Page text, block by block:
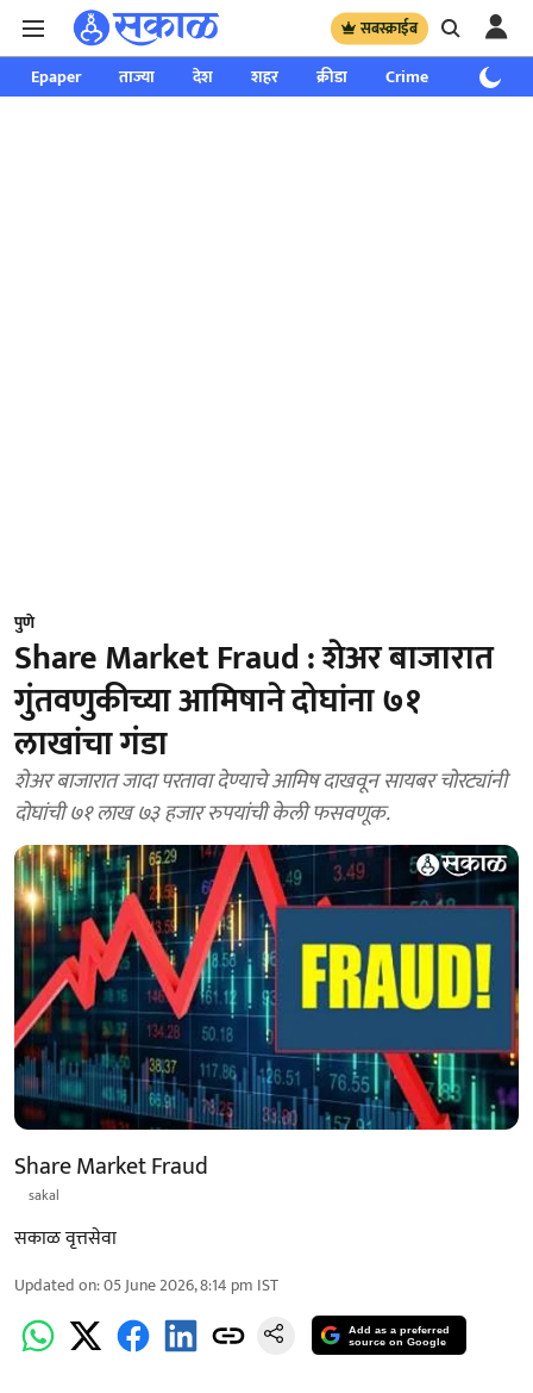
सबस्क्राईब
Epaper ताज्या देश शहर क्रीडा Crime साप्ताहिक
पुणे
Share Market Fraud : शेअर बाजारात
गुंतवणुकीच्या आमिषाने दोघांना ७१
लाखांचा गंडा
शेअर बाजारात जादा परतावा देण्याचे आमिष दाखवून सायबर चोरट्यांनी
दोघांची ७१ लाख ७३ हजार रुपयांची केली फसवणूक.
Share Market Fraud
sakal
सकाळ वृत्तसेवा
Updated on:05 June 2026, 8:14 pm IST
Add as a preferred
source on Google